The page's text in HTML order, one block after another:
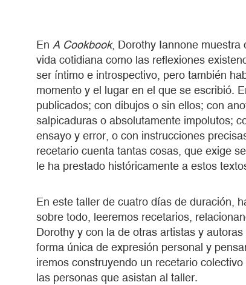
En A Cookbook, Dorothy Iannone muestra
vida cotidiana como las reflexiones
ser íntimo e introspectivo, pero también
momento y el lugar en el que se escribió.
publicados; con dibujos o sin ellos; con
salpicaduras o absolutamente impolutos;
ensayo y error, o con instrucciones
recetario cuenta tantas cosas, que exige
le ha prestado históricamente a estos
En este taller de cuatro días de duración,
sobre todo, leeremos recetarios,
Dorothy y con la de otras artistas y
forma única de expresión personal y
iremos construyendo un recetario
las personas que asistan al taller.